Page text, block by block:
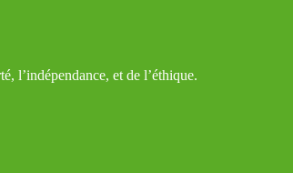
l’indépendance, et de l’éthique.